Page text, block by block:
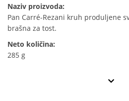
Naziv proizvoda:
Pan Carré-Rezani kruh produljene
brašna za tost.
Neto količina:
285 g